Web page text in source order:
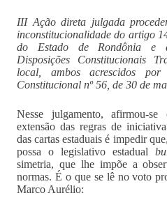
III Ação direta julgada
inconstitucionalidade do artigo
do Estado de Rondônia e
Disposições Constitucionais
local, ambos acrescidos
Constitucional nº 56, de 30 de
Nesse julgamento, afirmou-
extensão das regras de
das cartas estaduais é impedir
possa o legislativo estadual
simetria, que lhe impõe a
normas. É o que se lê no voto
Marco Aurélio: